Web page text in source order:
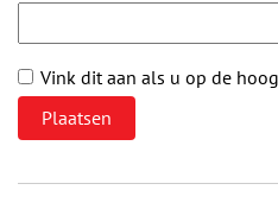
Vink dit aan als u op de